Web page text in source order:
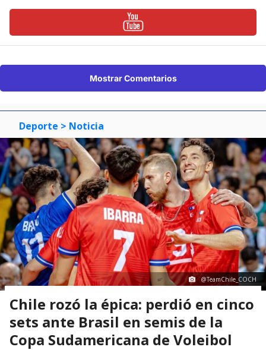
Mostrar Comentarios
Deporte > Noticia
@TeamChile_COCH
Chile rozó la épica: perdió en cinco
sets ante Brasil en semis de la
Copa Sudamericana de Voleibol